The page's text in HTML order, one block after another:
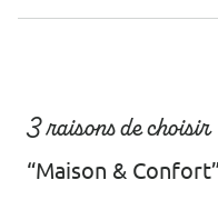
3 raisons de choisir
“Maison &